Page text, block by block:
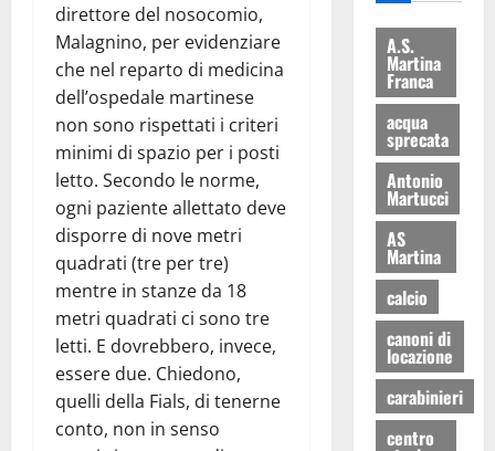
direttore del nosocomio,
Malagnino, per evidenziare
che nel reparto di medicina
dell’ospedale martinese
non sono rispettati i criteri
minimi di spazio per i posti
letto. Secondo le norme,
ogni paziente allettato deve
disporre di nove metri
quadrati (tre per tre)
mentre in stanze da 18
metri quadrati ci sono tre
letti. E dovrebbero, invece,
essere due. Chiedono,
quelli della Fials, di tenerne
conto, non in senso
A.S.
Martina
Franca
acqua
sprecata
Antonio
Martucci
AS
Martina
calcio
canoni di
locazione
carabinieri
centro